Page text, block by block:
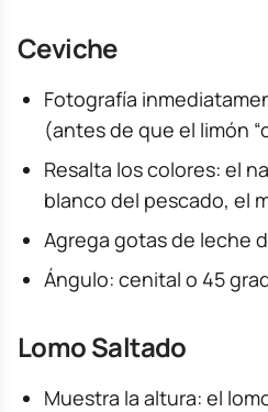
Ceviche
Fotografía
(antes de que el limón
Resalta los colores: el
blanco del pescado, el
Agrega gotas de leche
Ángulo: cenital o 45
Lomo Saltado
Muestra la altura: el